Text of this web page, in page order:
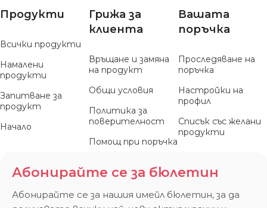
Продукти
Всички продукти
Намалени
продукти
Запитване за
продукт
Начало
Грижа за
клиента
Връщане и замяна
на продукт
Общи условия
Политика за
поверителност
Помощ при поръчка
Вашата
поръчка
Проследяване на
поръчка
Настройки на
профил
Списък със желани
продукти
Абонирайте се за бюлетин
Абонирайте се за нашия имейл бюлетин, за да